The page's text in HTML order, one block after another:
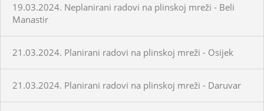
19.03.2024. Neplanirani radovi na plinskoj mreži - Beli
Manastir
21.03.2024. Planirani radovi na plinskoj mreži - Osijek
21.03.2024. Planirani radovi na plinskoj mreži - Daruvar